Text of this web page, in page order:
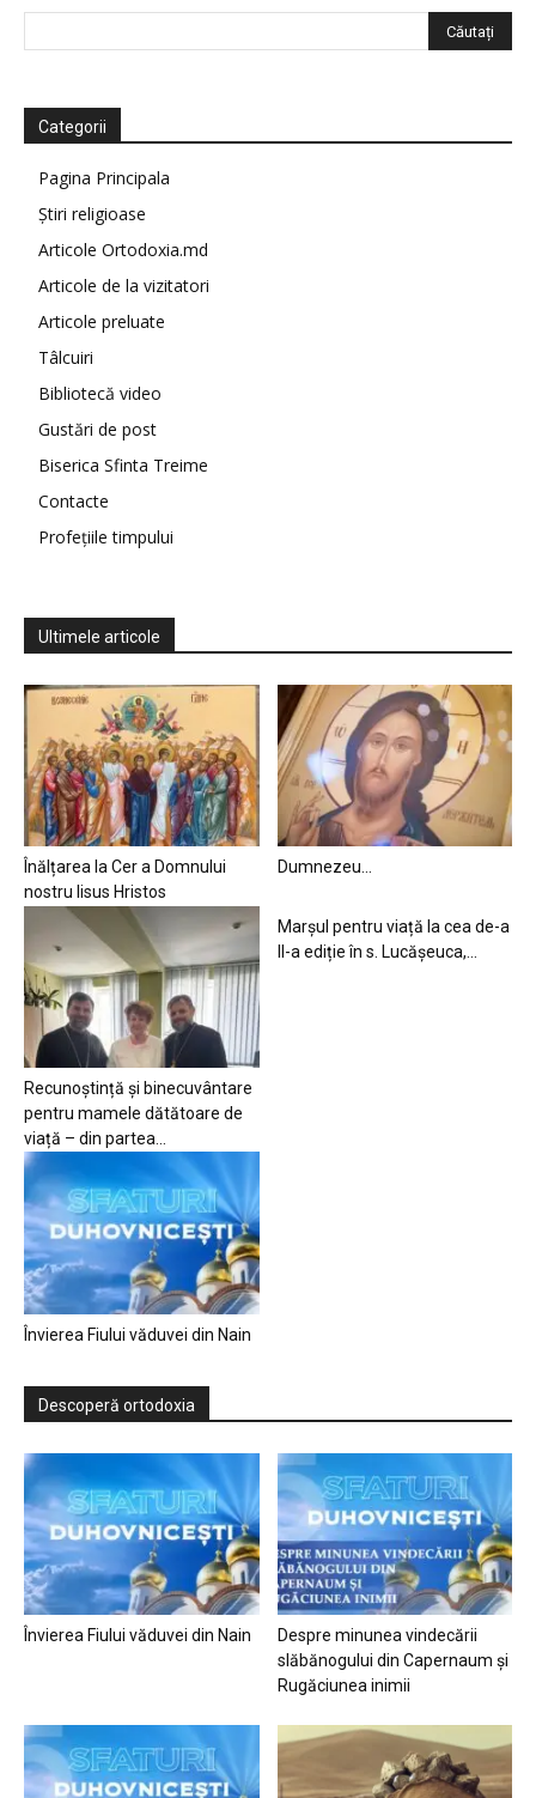
Categorii
Pagina Principala
Știri religioase
Articole Ortodoxia.md
Articole de la vizitatori
Articole preluate
Tâlcuiri
Bibliotecă video
Gustări de post
Biserica Sfinta Treime
Contacte
Profețiile timpului
Ultimele articole
Înălțarea la Cer a Domnului
nostru Iisus Hristos
Dumnezeu…
Recunoștință și binecuvântare
pentru mamele dătătoare de
viață – din partea...
Marșul pentru viață la cea de-a
II-a ediție în s. Lucășeuca,...
Învierea Fiului văduvei din Nain
Descoperă ortodoxia
Învierea Fiului văduvei din Nain
Despre minunea vindecării
slăbănogului din Capernaum și
Rugăciunea inimii